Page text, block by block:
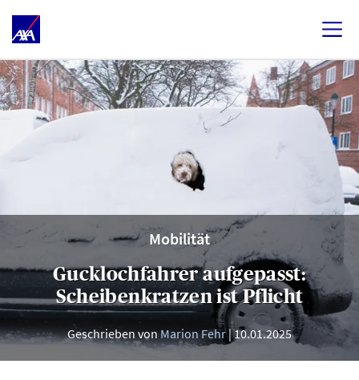
Mobilität
Gucklochfahrer aufgepasst:
Scheibenkratzen ist Pflicht
Geschrieben vonMarion Fehr 10.01.2025